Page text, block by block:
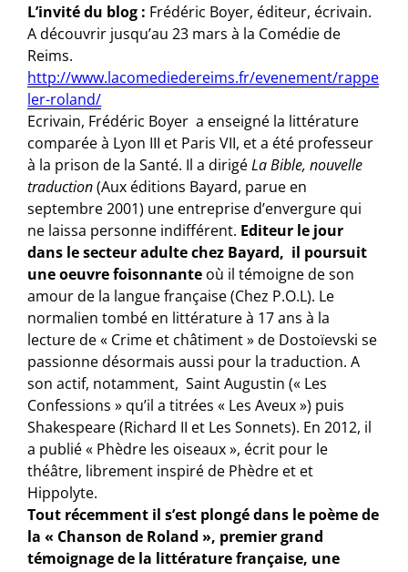
L’invité du blog : Frédéric Boyer, éditeur, écrivain.
A découvrir jusqu’au 23 mars à la Comédie de
Reims.
http://www.lacomediedereims.fr/evenement/rappe
ler-roland/
Ecrivain, Frédéric Boyer a enseigné la littérature
comparée à Lyon III et Paris VII, et a été professeur
à la prison de la Santé. Il a dirigéLa Bible, nouvelle
traduction(Aux éditions Bayard, parue en
septembre 2001) une entreprise d’envergure qui
ne laissa personne indifférent. Editeur le jour
dans le secteur adulte chez Bayard, il poursuit
une oeuvre foisonnante où il témoigne de son
amour de la langue française (Chez P.O.L). Le
normalien tombé en littérature à 17 ans à la
lecture de « Crime et châtiment » de Dostoïevski se
passionne désormais aussi pour la traduction. A
son actif, notamment, Saint Augustin (« Les
Confessions » qu’il a titrées « Les Aveux ») puis
Shakespeare (Richard II et Les Sonnets). En 2012, il
a publié « Phèdre les oiseaux », écrit pour le
théâtre, librement inspiré de Phèdre et et
Hippolyte.
Tout récemment il s’est plongé dans le poème de
la « Chanson de Roland », premier grand
témoignage de la littérature française, une